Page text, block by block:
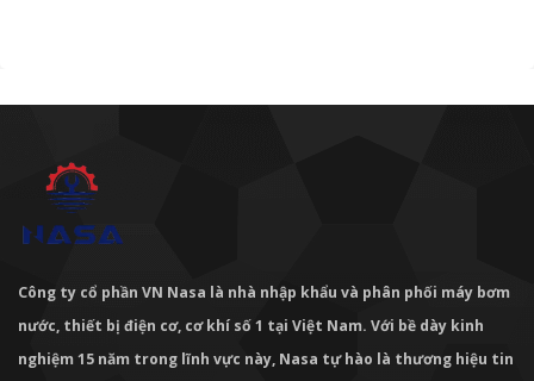
Công ty cổ phần VN Nasa là nhà nhập khẩu và phân phối máy bơm
nước, thiết bị điện cơ, cơ khí số 1 tại Việt Nam. Với bề dày kinh
nghiệm 15 năm trong lĩnh vực này, Nasa tự hào là thương hiệu tin